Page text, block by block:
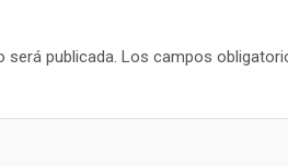
será publicada. Los campos